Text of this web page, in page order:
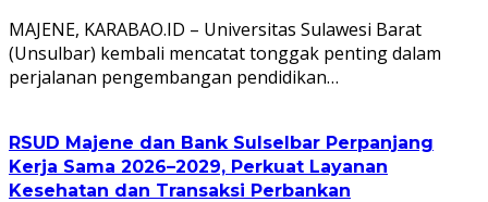
MAJENE, KARABAO.ID – Universitas Sulawesi Barat
(Unsulbar) kembali mencatat tonggak penting dalam
perjalanan pengembangan pendidikan…
RSUD Majene dan Bank Sulselbar Perpanjang
Kerja Sama 2026–2029, Perkuat Layanan
Kesehatan dan Transaksi Perbankan